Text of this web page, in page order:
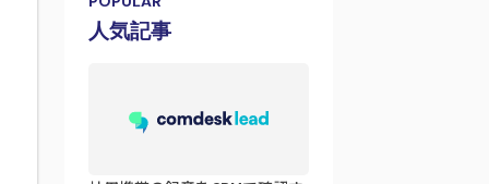
人気記事